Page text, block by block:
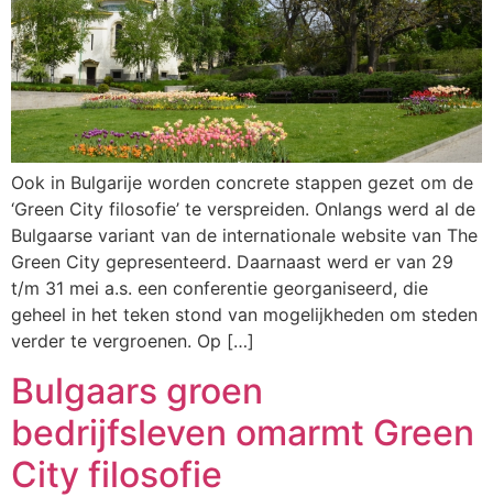
Ook in Bulgarije worden concrete stappen gezet om de
‘Green City filosofie’ te verspreiden. Onlangs werd al de
Bulgaarse variant van de internationale website van The
Green City gepresenteerd. Daarnaast werd er van 29
t/m 31 mei a.s. een conferentie georganiseerd, die
geheel in het teken stond van mogelijkheden om steden
verder te vergroenen. Op […]
Bulgaars groen
bedrijfsleven omarmt Green
City filosofie